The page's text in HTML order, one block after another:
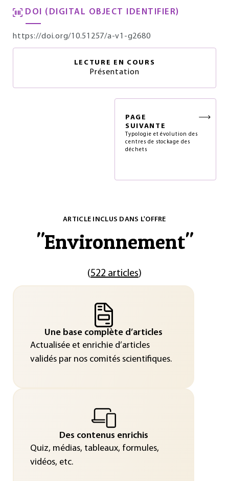
DOI (DIGITAL OBJECT IDENTIFIER)
https://doi.org/10.51257/a-v1-g2680
LECTURE EN COURS
Présentation
PAGE
SUIVANTE
Typologie et évolution des
centres de stockage des
déchets
ARTICLE INCLUS DANS L'OFFRE
"Environnement"
(522 articles)
Une base complète d’articles
Actualisée et enrichie d’articles
validés par nos comités scientifiques.
Des contenus enrichis
Quiz, médias, tableaux, formules,
vidéos, etc.